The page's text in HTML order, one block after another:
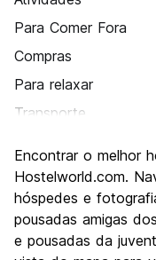
Para Comer Fora
Compras
Para relaxar
Transporte
Cultura
Festas / vida noturna
Custo-beneficio
Encontrar o melhor
Hostelworld.com.
hóspedes e
pousadas amigas
e pousadas da